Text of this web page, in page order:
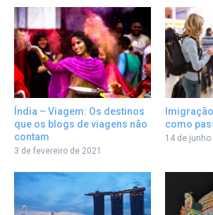
Índia – Viagem: Os destinos
que os blogs de viagens não
contam
3 de fevereiro de 2021
como
14 de junho